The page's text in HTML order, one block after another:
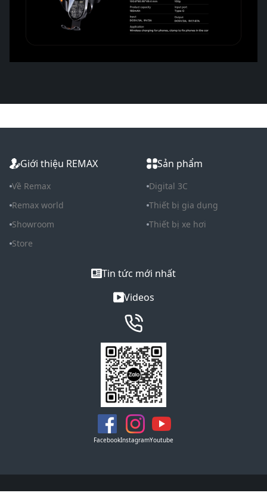
Giới thiệu REMAX
Về Remax
Remax world
Showroom
Store
Sản phẩm
Digital 3C
Thiết bị gia dụng
Thiết bị xe hơi
Tin tức mới nhất
Videos
FacebookInstagramYoutube
Copyright © 2021 REMAX. All Rights Reserved